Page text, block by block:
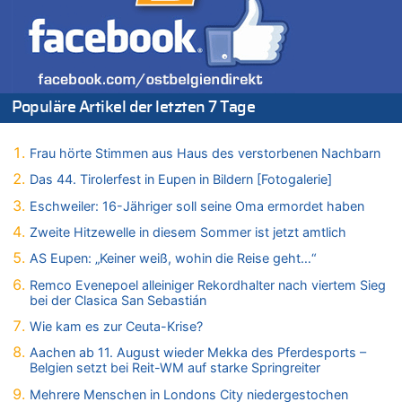
Zweite Hitzewelle in diesem Sommer ist jetzt amtlich
07.08.2026 - 20:22 von Anstreicher zu
Zweite Hitzewelle in diesem Sommer ist jetzt amtlich
07.08.2026 - 20:11 von Noah Parmentier zu
Zweite Hitzewelle in diesem Sommer ist jetzt amtlich
07.08.2026 - 19:52 von Hugo Egon Bernhard von Sinnen zu
Tempolimit in 30er-Zonen – Untersuchung von Vias
07.08.2026 - 18:31 von Panda46 zu
Mark van Bommel offiziell als neuer Nationalcoach der Roten
Zweite Hitzewelle in diesem Sommer ist jetzt amtlich
07.08.2026 - 17:55 von M der Block zu
AS Eupen: „Keiner weiß, wohin die Reise geht…“
07.08.2026 - 16:38 von Joseph Meyer zu
Wasserstand des Rheins in NRW so niedrig wie noch nie
07.08.2026 - 16:29 von Dax zu
In Belgien missachten zwei von drei Autofahrern das
Populäre Artikel der letzten 7 Tage
Frau hörte Stimmen aus Haus des verstorbenen Nachbarn
Das 44. Tirolerfest in Eupen in Bildern [Fotogalerie]
Eschweiler: 16-Jähriger soll seine Oma ermordet haben
Zweite Hitzewelle in diesem Sommer ist jetzt amtlich
AS Eupen: „Keiner weiß, wohin die Reise geht…“
Remco Evenepoel alleiniger Rekordhalter nach viertem Sieg
bei der Clasica San Sebastián
Wie kam es zur Ceuta-Krise?
Aachen ab 11. August wieder Mekka des Pferdesports –
Belgien setzt bei Reit-WM auf starke Springreiter
Mehrere Menschen in Londons City niedergestochen